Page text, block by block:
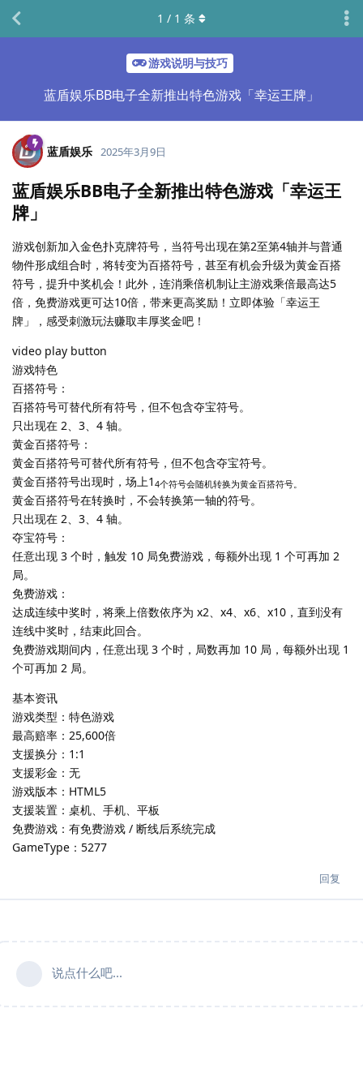
游戏说明与技巧
蓝盾娱乐BB电子全新推出特色游戏「幸运王牌」
1 / 1 条
蓝盾娱乐 2025年3月9日
蓝盾娱乐BB电子全新推出特色游戏「幸运王
牌」
游戏创新加入金色扑克牌符号，当符号出现在第2至第4轴并与普通
物件形成组合时，将转变为百搭符号，甚至有机会升级为黄金百搭
符号，提升中奖机会！此外，连消乘倍机制让主游戏乘倍最高达5
倍，免费游戏更可达10倍，带来更高奖励！立即体验「幸运王
牌」，感受刺激玩法赚取丰厚奖金吧！
video play button
游戏特色
百搭符号：
百搭符号可替代所有符号，但不包含夺宝符号。
只出现在 2、3、4 轴。
黄金百搭符号：
黄金百搭符号可替代所有符号，但不包含夺宝符号。
黄金百搭符号出现时，场上1 4个符号会随机转换为黄金百搭符号。
黄金百搭符号在转换时，不会转换第一轴的符号。
只出现在 2、3、4 轴。
夺宝符号：
任意出现 3 个时，触发 10 局免费游戏，每额外出现 1 个可再加 2
局。
免费游戏：
达成连续中奖时，将乘上倍数依序为 x2、x4、x6、x10，直到没有
连线中奖时，结束此回合。
免费游戏期间内，任意出现 3 个时，局数再加 10 局，每额外出现 1
个可再加 2 局。
基本资讯
游戏类型：特色游戏
最高赔率：25,600倍
支援换分：1:1
支援彩金：无
游戏版本：HTML5
支援装置：桌机、手机、平板
免费游戏：有免费游戏 / 断线后系统完成
GameType：5277
回复
说点什么吧...